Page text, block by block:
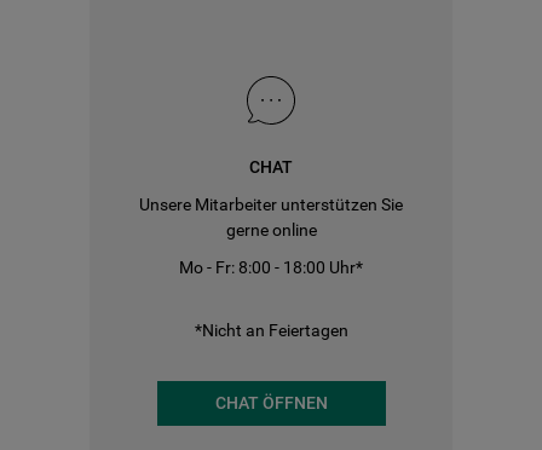
CHAT
Unsere Mitarbeiter unterstützen Sie
gerne online
Mo - Fr: 8:00 - 18:00 Uhr*
*Nicht an Feiertagen
CHAT ÖFFNEN